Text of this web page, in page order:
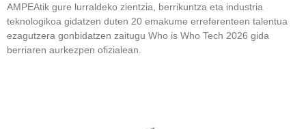
AMPEAtik gure lurraldeko zientzia, berrikuntza eta industria
teknologikoa gidatzen duten 20 emakume erreferenteen talentua
ezagutzera gonbidatzen zaitugu Who is Who Tech 2026 gida
berriaren aurkezpen ofizialean.